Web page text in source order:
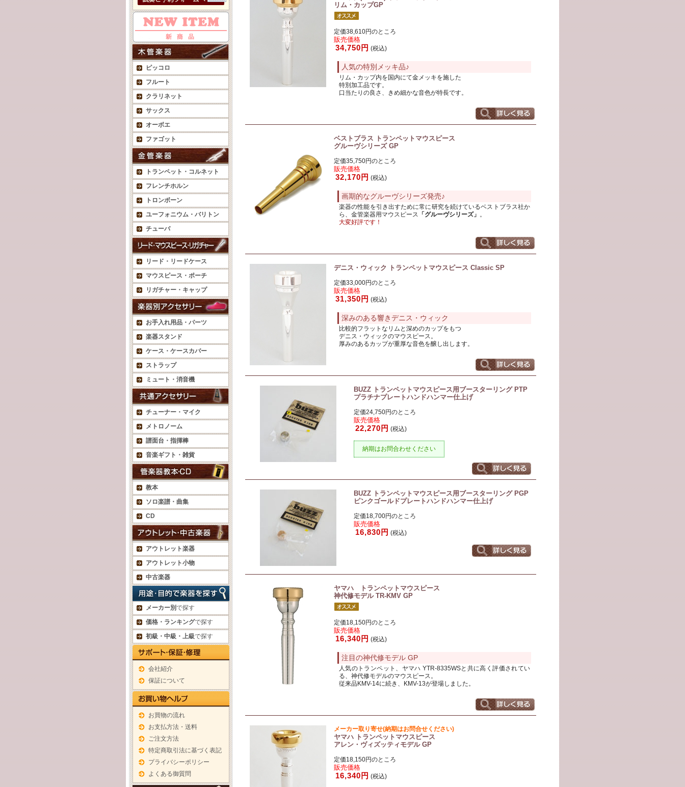
ピッコロ
フルート
クラリネット
サックス
オーボエ
ファゴット
トランペット・コルネット
フレンチホルン
トロンボーン
ユーフォニウム・バリトン
チューバ
リード・リードケース
マウスピース・ポーチ
リガチャー・キャップ
お手入れ用品・パーツ
楽器スタンド
ケース・ケースカバー
ストラップ
ミュート・消音機
チューナー・マイク
メトロノーム
譜面台・指揮棒
音楽ギフト・雑貨
教本
ソロ楽譜・曲集
CD
アウトレット楽器
アウトレット小物
中古楽器
メーカー別で探す
価格・ランキングで探す
初級・中級・上級で探す
会社紹介
保証について
お買物の流れ
お支払方法・送料
ご注文方法
特定商取引法に基づく表記
プライバシーポリシー
よくある御質問
リム・カップGP
定価38,610円のところ
販売価格
34,750円 (税込)
人気の特別メッキ品♪
リム・カップ内を国内にて金メッキを施した
特別加工品です。
口当たりの良さ、きめ細かな音色が特長です。
ベストブラス トランペットマウスピース
グルーヴシリーズ GP
定価35,750円のところ
販売価格
32,170円 (税込)
画期的なグルーヴシリーズ発売♪
楽器の性能を引き出すために常に研究を続けているベストブラス社か
ら、金管楽器用マウスピース 「グルーヴシリーズ」 。
大変好評です！
デニス・ウィック トランペットマウスピース Classic SP
定価33,000円のところ
販売価格
31,350円 (税込)
深みのある響きデニス・ウィック
比較的フラットなリムと深めのカップをもつ
デニス・ウィックのマウスピース。
厚みのあるカップが重厚な音色を醸し出します。
BUZZ トランペットマウスピース用ブースターリング PTP
プラチナプレートハンドハンマー仕上げ
定価24,750円のところ
販売価格
22,270円 (税込)
納期はお問合わせください
BUZZ トランペットマウスピース用ブースターリング PGP
ピンクゴールドプレートハンドハンマー仕上げ
定価18,700円のところ
販売価格
16,830円 (税込)
ヤマハ トランペットマウスピース
神代修モデル TR-KMV GP
定価18,150円のところ
販売価格
16,340円 (税込)
注目の神代修モデル GP
人気のトランペット、ヤマハ YTR-8335WSと共に高く評価されてい
る、神代修モデルのマウスピース。
従来品KMV-14に続き、KMV-13が登場しました。
メーカー取り寄せ(納期はお問合せください)
ヤマハ トランペットマウスピース
アレン・ヴィズッティモデル GP
定価18,150円のところ
販売価格
16,340円 (税込)